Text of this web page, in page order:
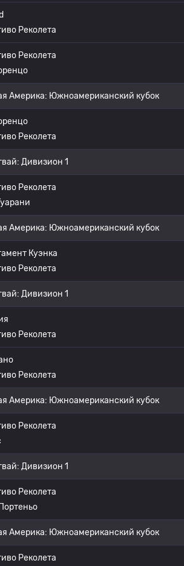
Реколета
Реколета
Америка: Южноамериканский кубок
Реколета
Дивизион 1
Реколета
Америка: Южноамериканский кубок
Куэнка
Реколета
Дивизион 1
Реколета
Реколета
Америка: Южноамериканский кубок
Реколета
Дивизион 1
Реколета
Америка: Южноамериканский кубок
Реколета